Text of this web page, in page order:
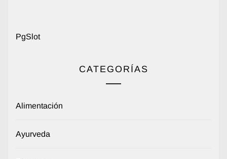
PgSlot
CATEGORÍAS
Alimentación
Ayurveda